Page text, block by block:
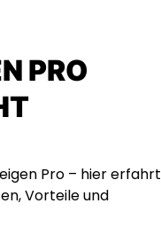
PRO
Pro – hier erfahrt
Vorteile und